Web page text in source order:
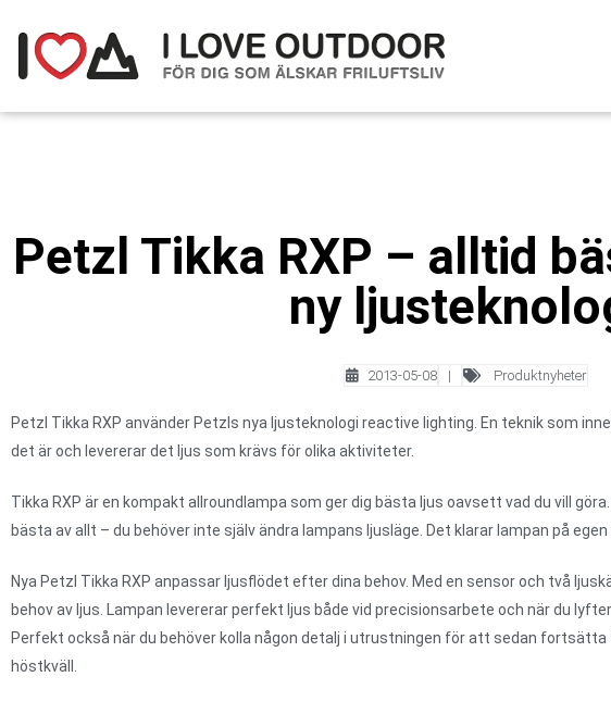
Petzl Tikka RXP – alltid
ny
2013-05-08 | Produktnyheter
Petzl Tikka RXP använder Petzls nya ljusteknologi reactive lighting. En teknik som
det är och levererar det ljus som krävs för olika aktiviteter.
Tikka RXP är en kompakt allroundlampa som ger dig bästa ljus oavsett vad du vill
bästa av allt – du behöver inte själv ändra lampans ljusläge. Det klarar lampan på egen
Nya Petzl Tikka RXP anpassar ljusflödet efter dina behov. Med en sensor och två
behov av ljus. Lampan levererar perfekt ljus både vid precisionsarbete och när du
Perfekt också när du behöver kolla någon detalj i utrustningen för att sedan
höstkväll.